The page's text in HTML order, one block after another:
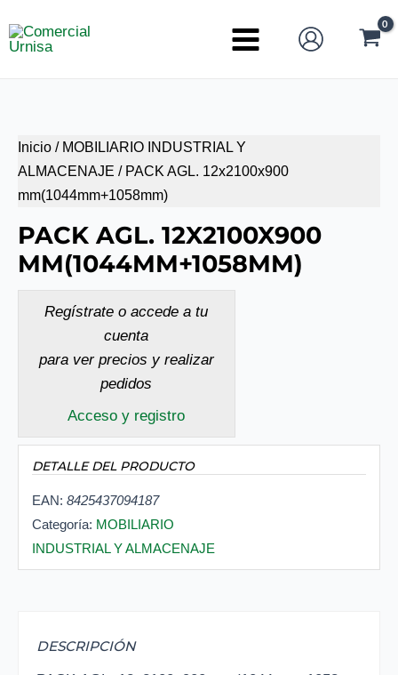
al
Main
Inicio / MOBILIARIO INDUSTRIAL Y
ALMACENAJE / PACK AGL. 12x2100x900
mm(1044mm+1058mm)
PACK AGL. 12X2100X900
MM(1044MM+1058MM)
Regístrate o accede a tu
cuenta
para ver precios y realizar
pedidos
Acceso y registro
DETALLE DEL PRODUCTO
EAN: 8425437094187
Categoría: MOBILIARIO
INDUSTRIAL Y ALMACENAJE
DESCRIPCIÓN